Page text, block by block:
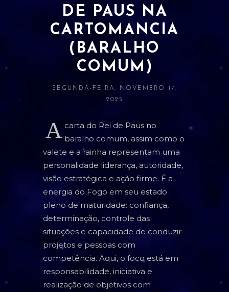
ATRAÇÃO E AMOR PRÓPRIO
BANIMENTO
CLARIVIDÊNCIA
ESTUDOS E RELACIONADOS
DINHEIRO
PROSPERIDADE
PROTEÇÃO
SAÚDE
ORÁCULOS
TAROT
BARALHO CIGANO
DE PAUS NA
CARTOMANCIA
(BARALHO
COMUM)
SEGUNDA-FEIRA, NOVEMBRO 17,
2025
A carta do Rei de Paus no
baralho comum, assim como o
valete e a rainha representam uma
personalidade liderança, autoridade,
visão estratégica e ação firme. É a
energia do Fogo em seu estado
pleno de maturidade: confiança,
determinação, controle das
situações e capacidade de conduzir
projetos e pessoas com
competência. Aqui, o foco está em
responsabilidade, iniciativa e
realização de objetivos com